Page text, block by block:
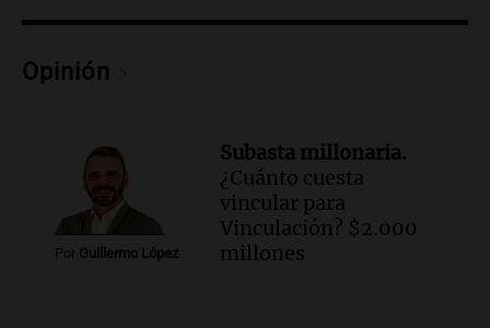
Una mañana para todos
Audio.
Panorama Federal
Episodios
Opinión
Por Guillermo López
Subasta millonaria.
¿Cuánto cuesta
vincular para
Vinculación? $2.000
millones